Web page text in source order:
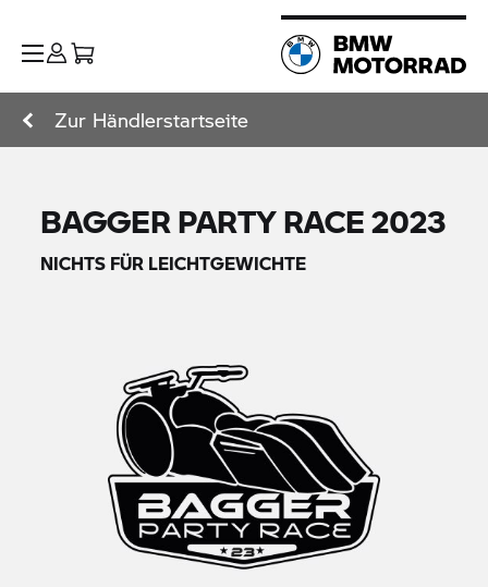
Zur Händlerstartseite
BAGGER PARTY RACE 2023
NICHTS FÜR LEICHTGEWICHTE